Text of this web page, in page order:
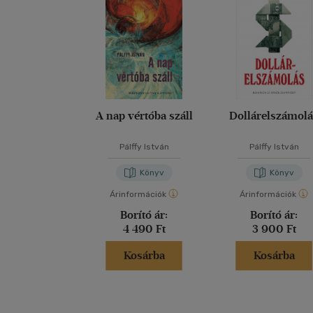
A nap vértóba száll
Pálffy István
Könyv
Árinformációk
Borító ár:
4 490 Ft
Kosárba
Pálffy István
Könyv
Árinformációk
Borító ár:
3 900 Ft
Kosárba